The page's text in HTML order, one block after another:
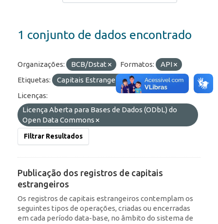
1 conjunto de dados encontrado
Organizações: BCB/Dstat Formatos:
API
Etiquetas:
Capitais Estrangeiros
ROF
Licenças:
Licença Aberta para Bases de Dados (ODbL) do
Open Data Commons
Filtrar Resultados
Publicação dos registros de capitais
estrangeiros
Os registros de capitais estrangeiros contemplam os
seguintes tipos de operações, criadas ou encerradas
em cada período data-base, no âmbito do sistema de